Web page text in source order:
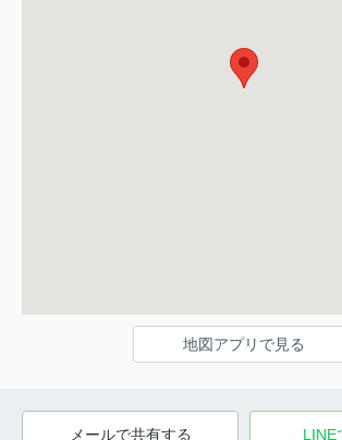
地図アプリで見る
メールで共有する LINE